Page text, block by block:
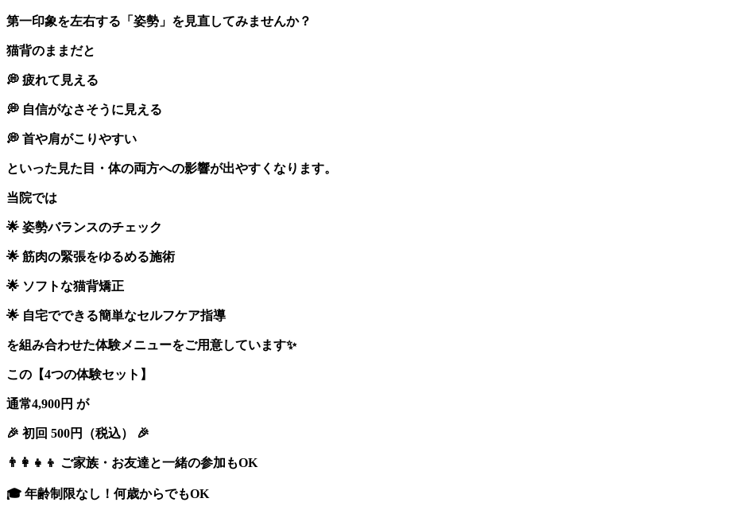
第一印象を左右する「姿勢」を見直してみませんか？
猫背のままだと
💭 疲れて見える
💭 自信がなさそうに見える
💭 首や肩がこりやすい
といった見た目・体の両方への影響が出やすくなります。
当院では
🌟 姿勢バランスのチェック
🌟 筋肉の緊張をゆるめる施術
🌟 ソフトな猫背矯正
🌟 自宅でできる簡単なセルフケア指導
を組み合わせた体験メニューをご用意しています✨
この【4つの体験セット】
通常4,900円 が
🎉 初回 500円（税込） 🎉
👨‍👩‍👧‍👦 ご家族・お友達と一緒の参加もOK
🎓 年齢制限なし！何歳からでもOK